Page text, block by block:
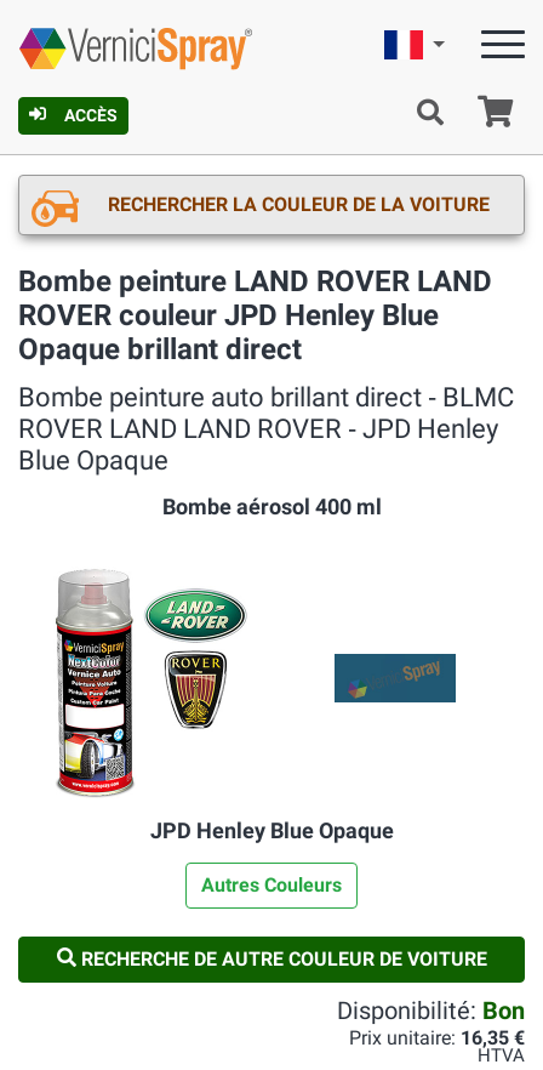
ACCÈS
Française
RECHERCHER LA COULEUR DE LA VOITURE
Bombe peinture LAND ROVER LAND
ROVER couleur JPD Henley Blue
Opaque brillant direct
Bombe peinture auto brillant direct ‐ BLMC
ROVER LAND LAND ROVER ‐ JPD Henley
Blue Opaque
Bombe aérosol 400 ml
JPD Henley Blue Opaque
Autres Couleurs
RECHERCHE DE AUTRE COULEUR DE VOITURE
Disponibilité: Bon
Prix unitaire: 16,35 €
HTVA